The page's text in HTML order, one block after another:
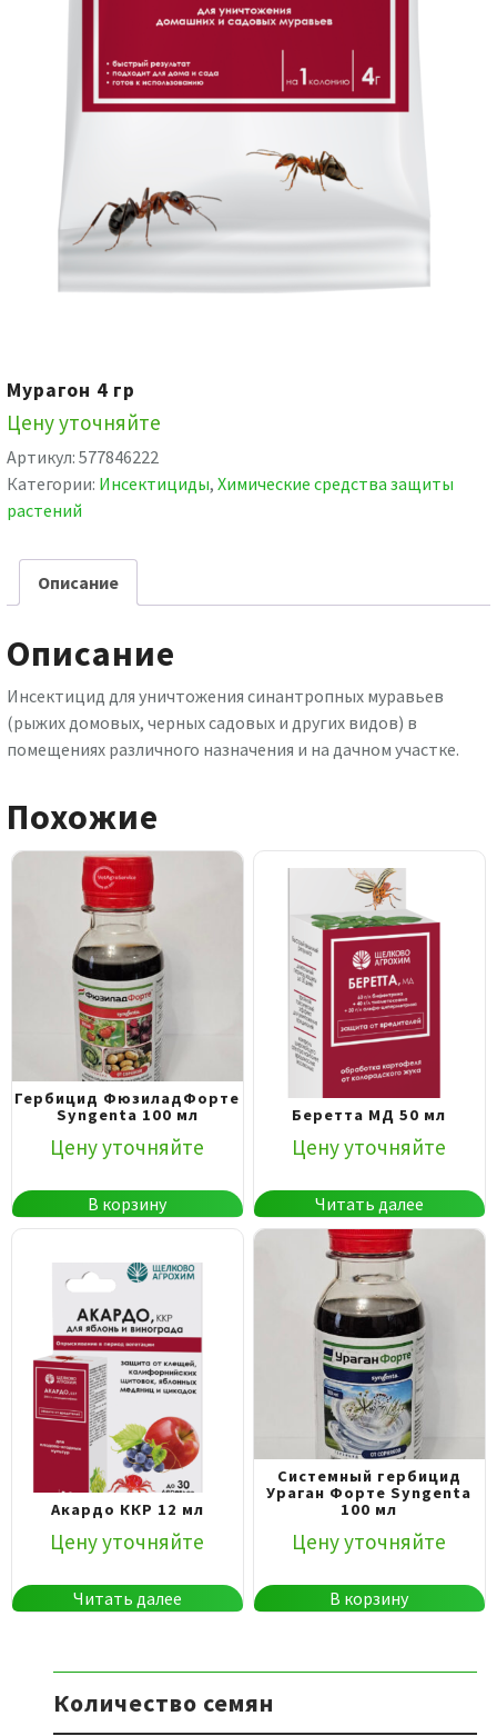
Мурагон 4 гр
Цену уточняйте
Артикул: 577846222
Категории: Инсектициды, Химические средства защиты
растений
Описание
Описание
Инсектицид для уничтожения синантропных муравьев
(рыжих домовых, черных садовых и других видов) в
помещениях различного назначения и на дачном участке.
Похожие
Гербицид ФюзиладФорте
Syngenta 100 мл
Цену уточняйте
В корзину
Беретта МД 50 мл
Цену уточняйте
Читать далее
Акардо ККР 12 мл
Цену уточняйте
Читать далее
Системный гербицид
Ураган Форте Syngenta
100 мл
Цену уточняйте
В корзину
Количество семян